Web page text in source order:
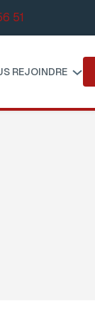
51
REJOINDRE